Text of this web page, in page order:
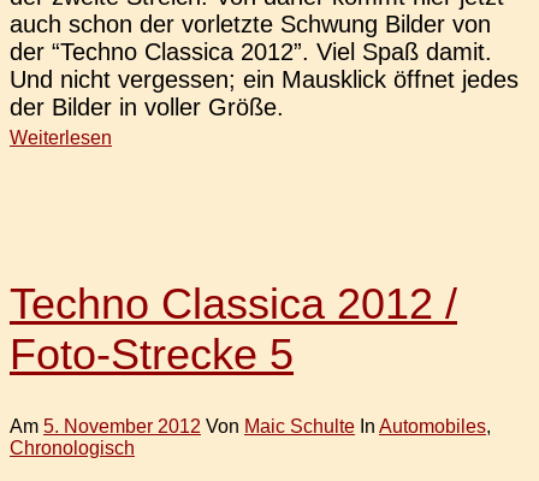
auch schon der vor­letz­te Schwung Bilder von
der “Techno Clas­si­ca 2012”. Viel Spaß damit.
Und nicht ver­ges­sen; ein Maus­klick öffnet jedes
der Bilder in voller Größe.
Weiterlesen
Techno Classica 2012 /
Foto-Strecke 5
Am 5. November 2012 Von Maic Schulte In Automobiles,
Chronologisch